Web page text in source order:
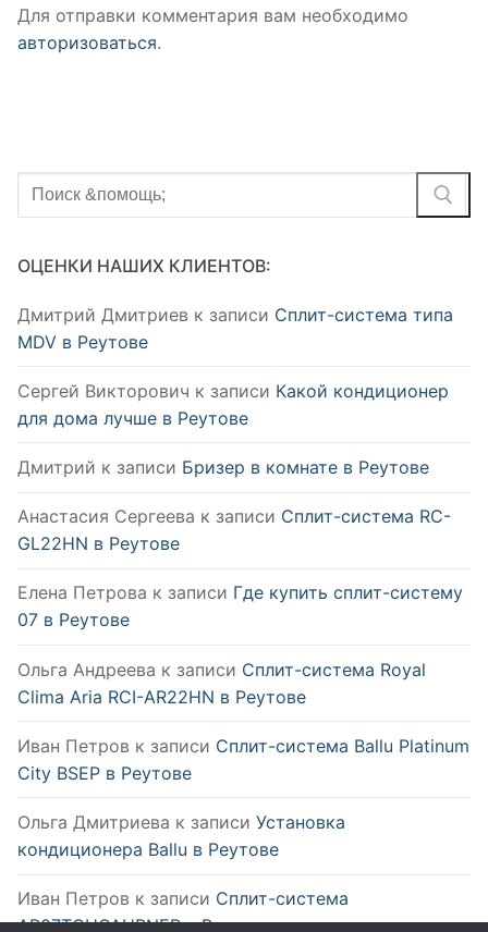
Для отправки комментария вам необходимо
авторизоваться.
Найти:
ОЦЕНКИ НАШИХ КЛИЕНТОВ:
Дмитрий Дмитриев к записи Сплит-система типа
MDV в Реутове
Сергей Викторович к записи Какой кондиционер
для дома лучше в Реутове
Дмитрий к записи Бризер в комнате в Реутове
Анастасия Сергеева к записи Сплит-система RC-
GL22HN в Реутове
Елена Петрова к записи Где купить сплит-систему
07 в Реутове
Ольга Андреева к записи Сплит-система Royal
Clima Aria RCI-AR22HN в Реутове
Иван Петров к записи Сплит-система Ballu Platinum
City BSEP в Реутове
Ольга Дмитриева к записи Установка
кондиционера Ballu в Реутове
Иван Петров к записи Сплит-система
AR07TQHQAURNER в Реутове